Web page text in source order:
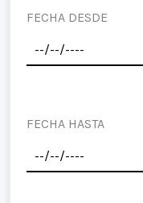
FECHA DESDE
FECHA HASTA